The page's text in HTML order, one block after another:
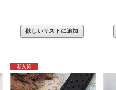
欲しいリストに追加
新入荷